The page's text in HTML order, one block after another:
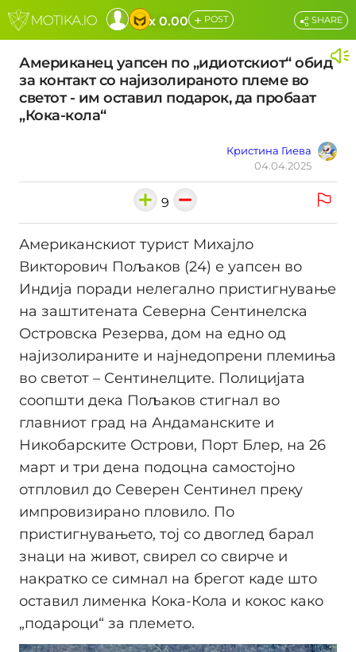
x 0.00 + POST
Американец уапсен по „идиотскиот“ обид
за контакт со најизолираното племе во
светот - им оставил подарок, да пробаат
„Кока-кола“
Кристина Гиева
04.04.2025
SHARE
9
Американскиот турист Михајло
Викторович Пoљаков (24) е уапсен во
Индија поради нелегално пристигнување
на заштитената Северна Сентинелска
Островска Резерва, дом на едно од
најизолираните и најнедопрени племиња
во светот – Сентинелците. Полицијата
соопшти дека Пoљаков стигнал во
главниот град на Андаманските и
Никобарските Острови, Порт Блер, на 26
март и три дена подоцна самостојно
отпловил до Северен Сентинел преку
импровизирано пловило. По
пристигнувањето, тој со двоглед барал
знаци на живот, свирел со свирче и
накратко се симнал на брегот каде што
оставил лименка Кока-Кола и кокос како
„подароци“ за племето.